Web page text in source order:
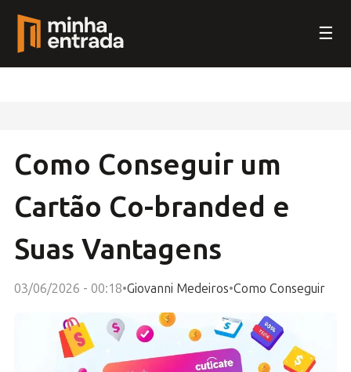
☰
Como Conseguir um
Cartão Co-branded e
Suas Vantagens
03/06/2026 - 00:18•Giovanni Medeiros•Como Conseguir